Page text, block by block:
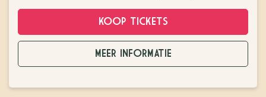
KOOP TICKETS
MEER INFORMATIE